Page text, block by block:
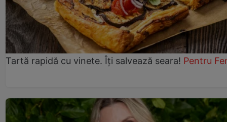
Tartă rapidă cu vinete. Îți salvează seara! Pentru